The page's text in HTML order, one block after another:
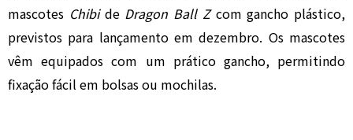
mascotes Chibide Dragon Ball Zcom gancho plástico,
previstos para lançamento em dezembro. Os mascotes
vêm equipados com um prático gancho, permitindo
fixação fácil em bolsas ou mochilas.